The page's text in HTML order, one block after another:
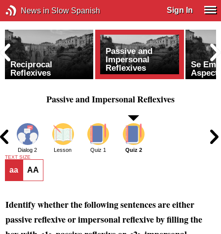
News in Slow Spanish Sign In
Reciprocal
Reflexives
Passive and
Impersonal
Reflexives
Se
Passive and Impersonal Reflexives
Dialog 2 Lesson Quiz 1 Quiz 2
TEXT SIZE
aa AA
Identify whether the following sentences are either
passive reflexive or impersonal reflexive by filling the